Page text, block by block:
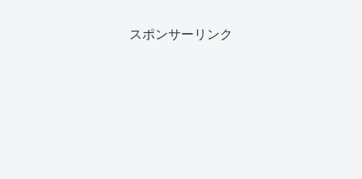
スポンサーリンク